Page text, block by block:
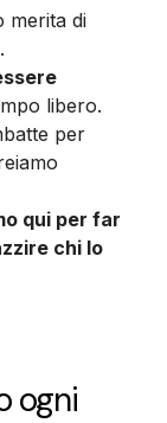
merita di
libero.
per
qui per far
chi lo
ogni